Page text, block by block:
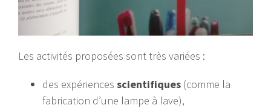
Les activités proposées sont très variées :
des expériences scientifiques (comme la
fabrication d’une lampe à lave),